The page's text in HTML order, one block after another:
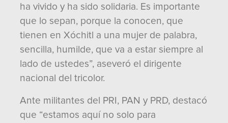
ha vivido y ha sido solidaria. Es importante
que lo sepan, porque la conocen, que
tienen en Xóchitl a una mujer de palabra,
sencilla, humilde, que va a estar siempre al
lado de ustedes”, aseveró el dirigente
nacional del tricolor.
Ante militantes del PRI, PAN y PRD, destacó
que “estamos aquí no solo para